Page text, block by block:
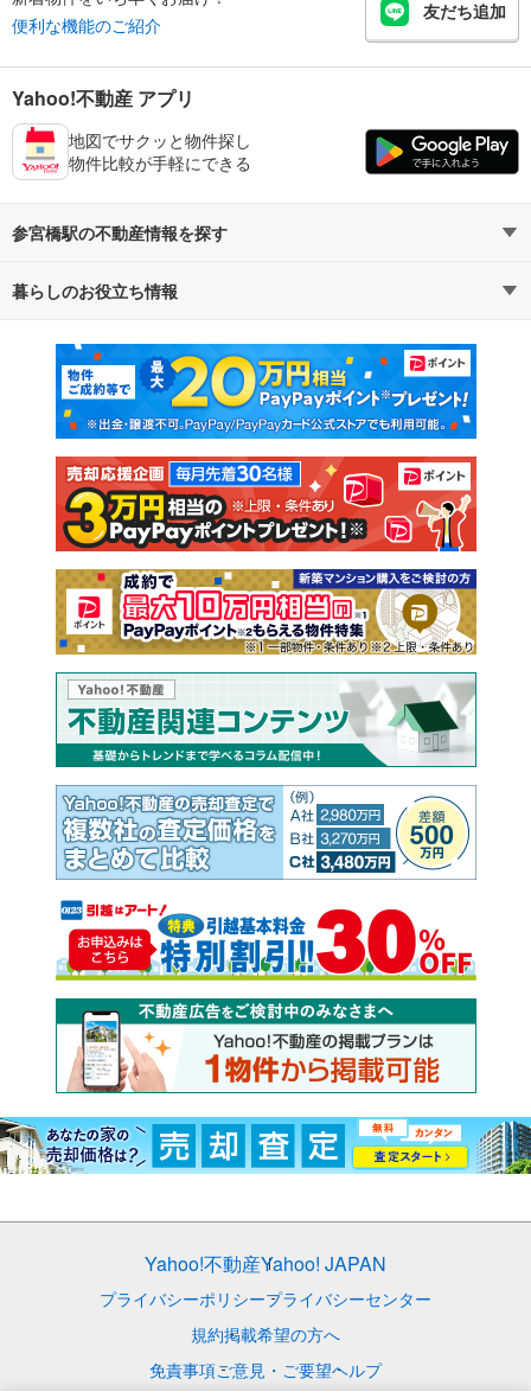
便利な機能のご紹介
友だち追加
Yahoo!不動産 アプリ
地図でサクッと物件探し
物件比較が手軽にできる
参宮橋駅の不動産情報を探す
不動産・住宅
新築マンション 中古マンション
新築一戸建て 中古一戸建て
注文住宅 土地
売却査定
暮らしのお役立ち情報
マンションカタログ 教えて！住まいの先生
Yahoo!不動産Yahoo! JAPAN
プライバシーポリシープライバシーセンター
規約掲載希望の方へ
免責事項ご意見・ご要望ヘルプ